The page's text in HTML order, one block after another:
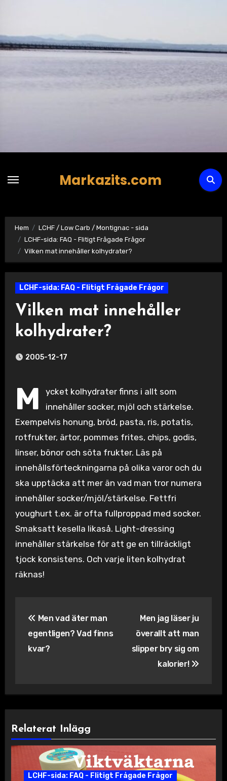
innehåll
Markazits.com
Hem
LCHF / Low Carb / Montignac - sida
LCHF-sida: FAQ - Flitigt Frågade Frågor
Vilken mat innehåller kolhydrater?
LCHF-sida: FAQ - Flitigt Frågade Frågor
Vilken mat innehåller
kolhydrater?
2005-12-17
M
ycket kolhydrater finns i allt som
innehåller socker, mjöl och stärkelse.
Exempelvis honung, bröd, pasta, ris, potatis,
rotfrukter, ärtor, pommes frites, chips, godis,
linser, bönor och söta frukter. Läs på
innehållsförteckningarna på olika varor och du
ska upptäcka att mer än vad man tror numera
innehåller socker/mjöl/stärkelse. Fettfri
youghurt t.ex. är ofta fullproppad med socker.
Smaksatt kesella likaså. Light-dressing
innehåller stärkelse för att ge en tillräckligt
tjock konsistens. Och varje liten kolhydrat
räknas!
Men vad äter man
egentligen? Vad finns
kvar?
Men jag läser ju
överallt att man
slipper bry sig om
kalorier!
Relaterat Inlägg
LCHF-sida: FAQ - Flitigt Frågade Frågor